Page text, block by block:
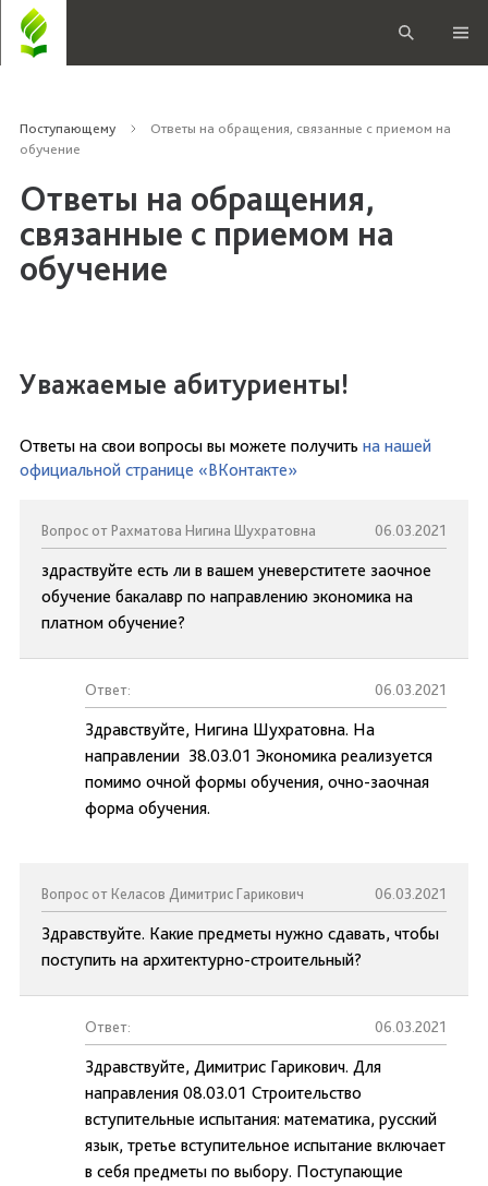
Поступающему
Ответы на обращения, связанные с приемом на
обучение
Ответы на обращения,
связанные с приемом на
обучение
Уважаемые абитуриенты!
Ответы на свои вопросы вы можете получить на нашей
официальной странице «ВКонтакте»
Вопрос от Рахматова Нигина Шухратовна 06.03.2021
здраствуйте есть ли в вашем уневерститете заочное
обучение бакалавр по направлению экономика на
платном обучение?
Ответ: 06.03.2021
Здравствуйте, Нигина Шухратовна. На
направлении 38.03.01 Экономика реализуется
помимо очной формы обучения, очно-заочная
форма обучения.
Вопрос от Келасов Димитрис Гарикович 06.03.2021
Здравствуйте. Какие предметы нужно сдавать, чтобы
поступить на архитектурно-строительный?
Ответ: 06.03.2021
Здравствуйте, Димитрис Гарикович. Для
направления 08.03.01 Строительство
вступительные испытания: математика, русский
язык, третье вступительное испытание включает
в себя предметы по выбору. Поступающие